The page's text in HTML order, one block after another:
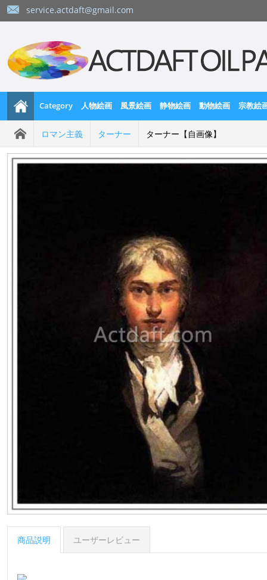
service.actdaft@gmail.com
Category 人物絵画 風景絵画 静物絵画 動物絵画 宗教絵
ロマン主義 ターナー ターナー【自画像】
商品説明 ユーザーレビュー